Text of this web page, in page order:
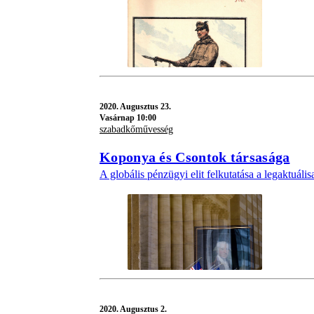
2020.Augusztus 23.
Vasárnap 10:00
szabadkőművesség
Koponya és Csontok társasága
A globális pénzügyi elit felkutatása a
2020.Augusztus 2.